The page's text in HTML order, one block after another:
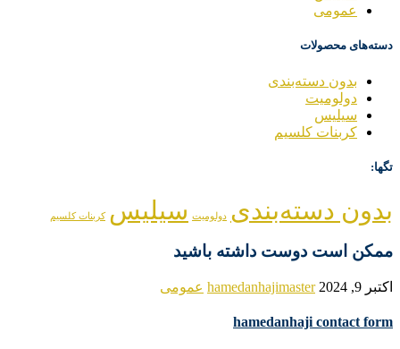
عمومی
دسته‌های محصولات
بدون دسته‌بندی
دولومیت
سیلیس
کربنات کلسیم
تگها:
بدون دسته‌بندی دولومیت سیلیس کربنات کلسیم
ممکن است دوست داشته باشید
اکتبر 9, 2024 hamedanhajimaster عمومی
hamedanhaji contact form